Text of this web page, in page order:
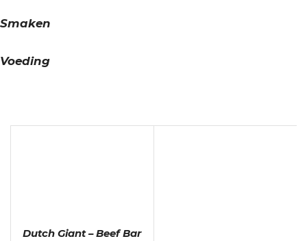
Smaken
Voeding
Dutch Giant – Beef Bar